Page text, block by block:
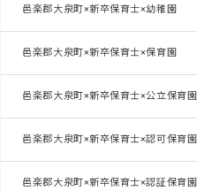
邑楽郡大泉町×新卒保育士×幼稚園
邑楽郡大泉町×新卒保育士×保育園
邑楽郡大泉町×新卒保育士×公立保育園
邑楽郡大泉町×新卒保育士×認可保育園
邑楽郡大泉町×新卒保育士×認証保育園